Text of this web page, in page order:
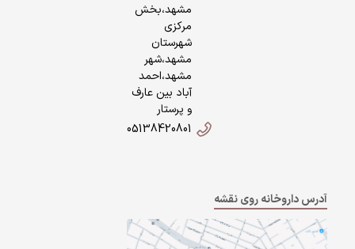
مشهد،بخش
مرکزی
شهرستان
مشهد،شهر
مشهد،احمد
آباد بین عارف
و پرستار
05138420801
آدرس داروخانه روی نقشه